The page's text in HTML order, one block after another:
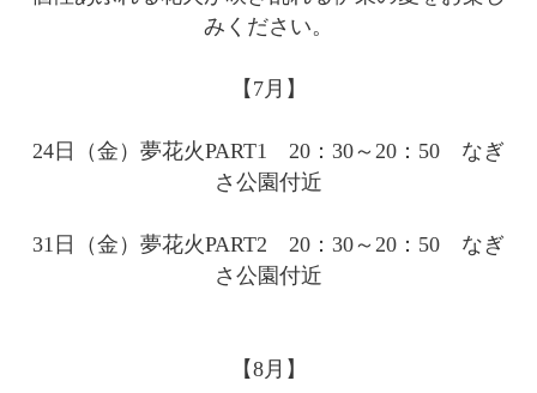
みください。
【7月】
24日（金）夢花火PART1 20：30～20：50 なぎ
さ公園付近
31日（金）夢花火PART2 20：30～20：50 なぎ
さ公園付近
【8月】